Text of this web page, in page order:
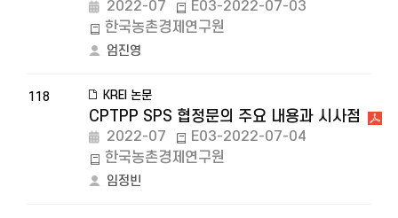
2022-07
E03-2022-07-03
한국농촌경제연구원
엄진영
118 KREI 논문
CPTPP SPS 협정문의 주요 내용과 시사점
2022-07
E03-2022-07-04
한국농촌경제연구원
임정빈